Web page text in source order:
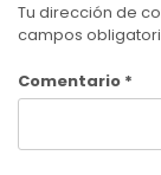
Tu dirección de
campos
Comentario *